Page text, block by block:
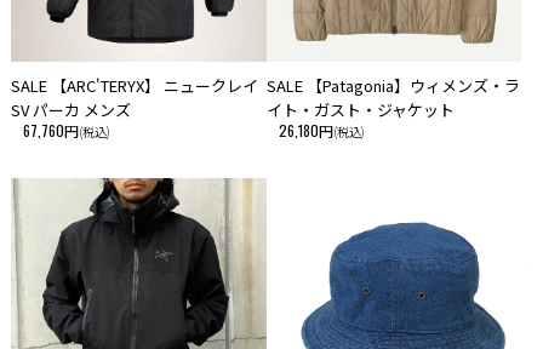
SALE 【ARC'TERYX】 ニュークレイ
SV パーカ メンズ
67,760円(税込)
SALE 【Patagonia】ウィメンズ・ラ
イト・ガスト・ジャケット
26,180円(税込)